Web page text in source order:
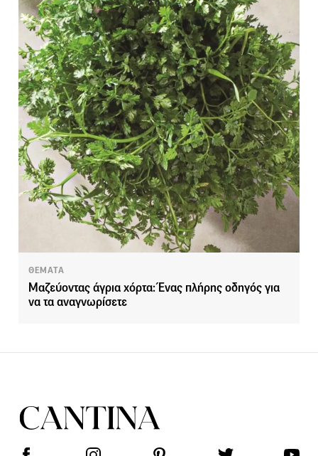
ΘΕΜΑΤΑ
Μαζεύοντας άγρια χόρτα: Ένας πλήρης οδηγός για
να τα αναγνωρίσετε